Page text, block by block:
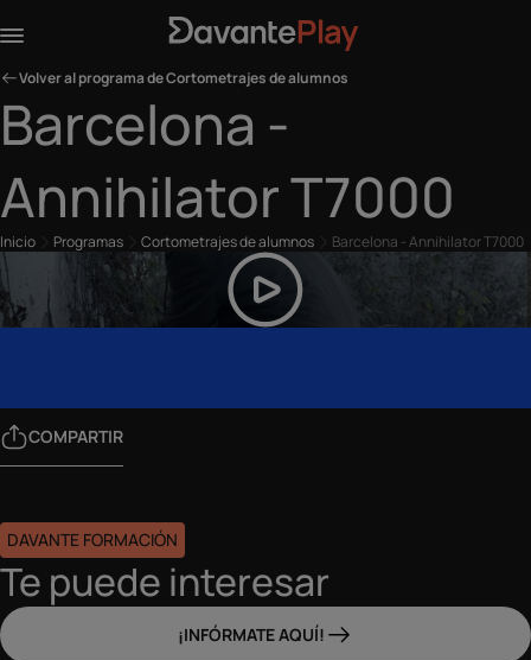
Volver al programa de Cortometrajes de alumnos
Barcelona -
Annihilator T7000
Inicio Programas Cortometrajes de alumnos Barcelona - Annihilator T7000
COMPARTIR
DAVANTE FORMACIÓN
Te puede interesar
¡INFÓRMATE AQUÍ!